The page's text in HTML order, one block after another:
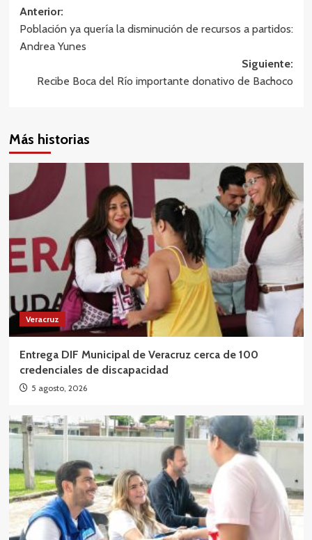
Navegación
de
Anterior:
Población ya quería la disminución de recursos a partidos:
Andrea Yunes
Siguiente:
Recibe Boca del Río importante donativo de Bachoco
Más historias
Veracruz
Entrega DIF Municipal de Veracruz cerca de 100
credenciales de discapacidad
5 agosto, 2026